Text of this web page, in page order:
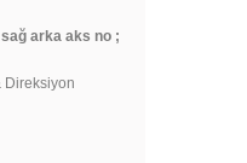
arka aks no ;
Direksiyon